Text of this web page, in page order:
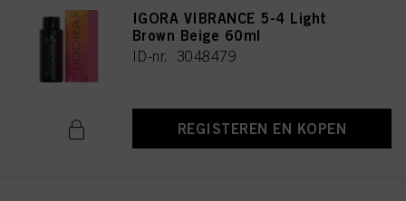
IGORA VIBRANCE 5-4 Light
Brown Beige 60ml
ID-nr. 3048479
REGISTEREN EN KOPEN